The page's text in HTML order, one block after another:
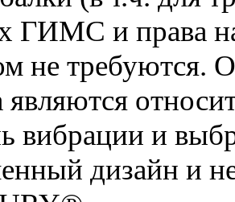
ГИМС и права
не требуются.
являются
вибрации и
дизайн и